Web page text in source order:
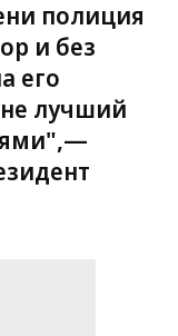
полиция
и без
его
лучший